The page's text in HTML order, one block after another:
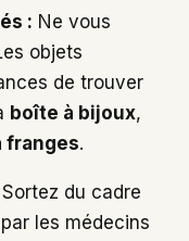
: Ne vous
objets
de trouver
boîte à bijoux,
franges.
Sortez du cadre
les médecins